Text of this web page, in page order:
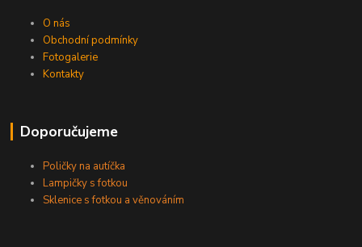
O nás
Obchodní podmínky
Fotogalerie
Kontakty
Doporučujeme
Poličky na autíčka
Lampičky s fotkou
Sklenice s fotkou a věnováním